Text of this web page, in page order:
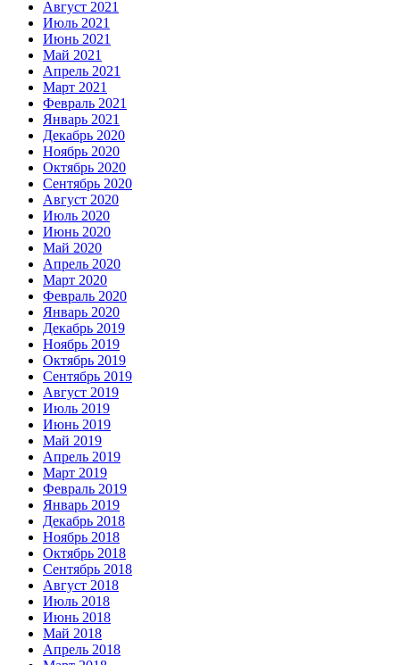
Август 2021
Июль 2021
Июнь 2021
Май 2021
Апрель 2021
Март 2021
Февраль 2021
Январь 2021
Декабрь 2020
Ноябрь 2020
Октябрь 2020
Сентябрь 2020
Август 2020
Июль 2020
Июнь 2020
Май 2020
Апрель 2020
Март 2020
Февраль 2020
Январь 2020
Декабрь 2019
Ноябрь 2019
Октябрь 2019
Сентябрь 2019
Август 2019
Июль 2019
Июнь 2019
Май 2019
Апрель 2019
Март 2019
Февраль 2019
Январь 2019
Декабрь 2018
Ноябрь 2018
Октябрь 2018
Сентябрь 2018
Август 2018
Июль 2018
Июнь 2018
Май 2018
Апрель 2018